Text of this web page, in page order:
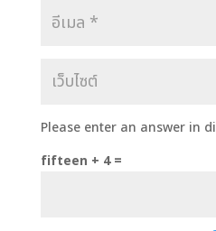
Please enter an answer in
fifteen + 4 =